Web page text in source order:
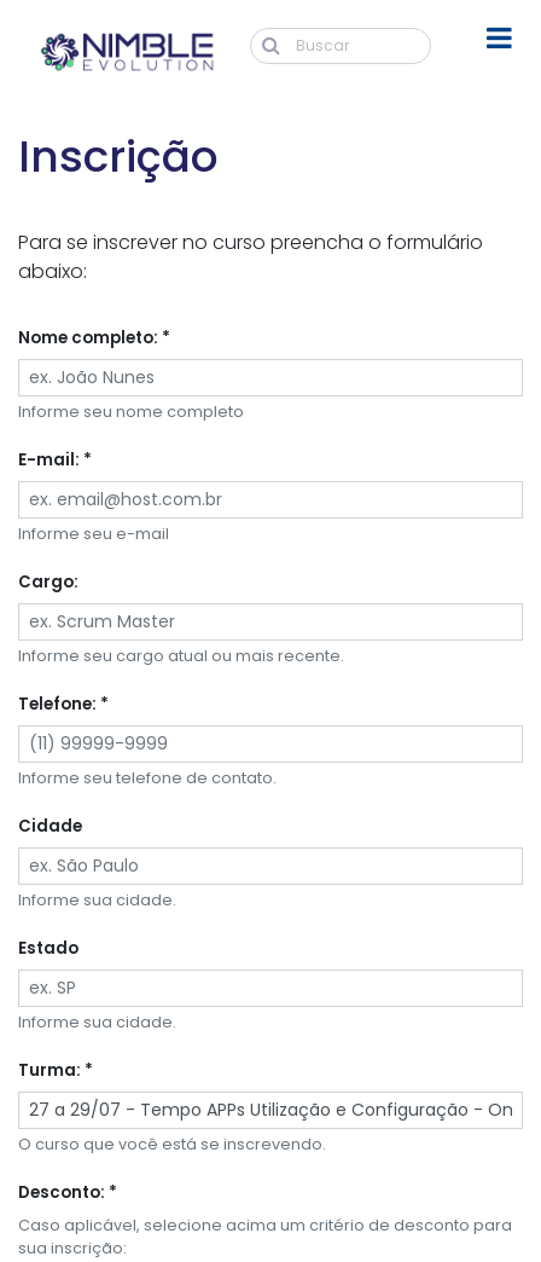
Inscrição
Para se inscrever no curso preencha o formulário
abaixo:
Nome completo: *
Informe seu nome completo
E-mail: *
Informe seu e-mail
Cargo:
Informe seu cargo atual ou mais recente.
Telefone: *
Informe seu telefone de contato.
Cidade
Informe sua cidade.
Estado
Informe sua cidade.
Turma: *
O curso que você está se inscrevendo.
Desconto: *
Caso aplicável, selecione acima um critério de desconto para
sua inscrição: